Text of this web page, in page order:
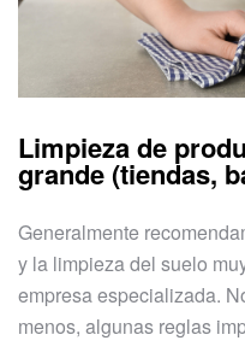
Limpieza de
grande (tiendas,
Generalmente
y la limpieza del suelo
empresa especializada.
menos, algunas reglas